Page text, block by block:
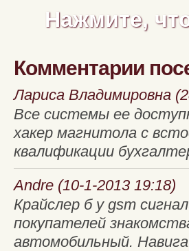
Нажмите,
Комментарии
Лариса Владимировна
Все системы ее
хакер магнитола с
квалификации
Andre (10-1-2013 19:18)
Крайслер б у gsm
покупателей
автомобильный.